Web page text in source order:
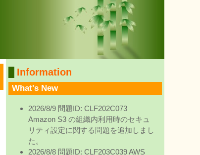
Information
What's New
2026/8/9 問題ID: CLF202C073
Amazon S3 の組織内利用時のセキュ
リティ設定に関する問題を追加しまし
た。
2026/8/8 問題ID: CLF203C039 AWS